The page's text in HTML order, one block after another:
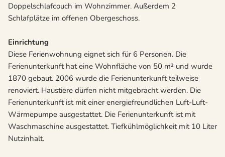
Doppelschlafcouch im Wohnzimmer. Außerdem 2
Schlafplätze im offenen Obergeschoss.
Einrichtung
Diese Ferienwohnung eignet sich für 6 Personen. Die
Ferienunterkunft hat eine Wohnfläche von 50 m² und wurde
1870 gebaut. 2006 wurde die Ferienunterkunft teilweise
renoviert. Haustiere dürfen nicht mitgebracht werden. Die
Ferienunterkunft ist mit einer energiefreundlichen Luft-Luft-
Wärmepumpe ausgestattet. Die Ferienunterkunft ist mit
Waschmaschine ausgestattet. Tiefkühlmöglichkeit mit 10 Liter
Nutzinhalt.